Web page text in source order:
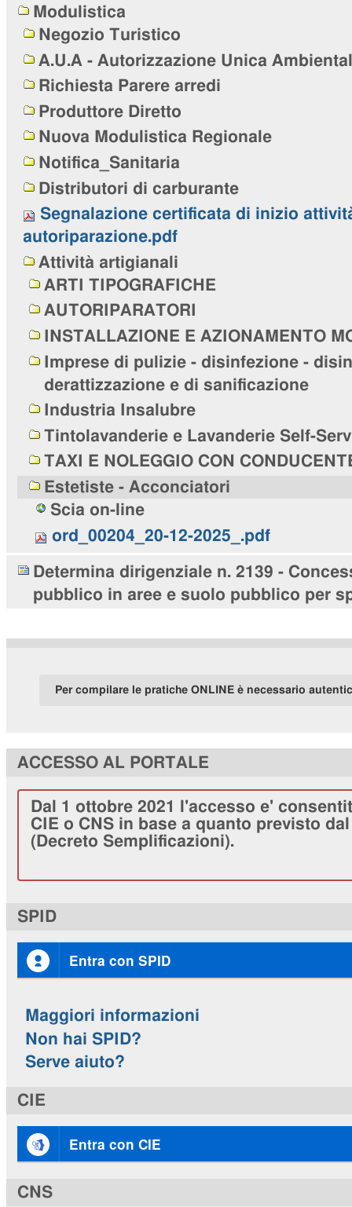
Modulistica
Negozio Turistico
A.U.A - Autorizzazione Unica
Richiesta Parere arredi
Produttore Diretto
Nuova Modulistica Regionale
Notifica_Sanitaria
Distributori di carburante
Segnalazione certificata di inizio
autoriparazione.pdf
Attività artigianali
ARTI TIPOGRAFICHE
AUTORIPARATORI
INSTALLAZIONE E AZIONAMENTO
Imprese di pulizie - disinfezione -
derattizzazione e di sanificazione
Industria Insalubre
Tintolavanderie e Lavanderie Self-
TAXI E NOLEGGIO CON
Estetiste - Acconciatori
Scia on-line
ord_00204_20-12-2025_.pdf
Determina dirigenziale n. 2139 -
pubblico in aree e suolo pubblico per
Per compilare le pratiche ONLINE è necessario
ACCESSO AL PORTALE
Dal 1 ottobre 2021 l'accesso e'
CIE o CNS in base a quanto previsto dal
(Decreto Semplificazioni).
SPID
Entra con SPID
Maggiori informazioni
Non hai SPID?
Serve aiuto?
CIE
Entra con CIE
CNS